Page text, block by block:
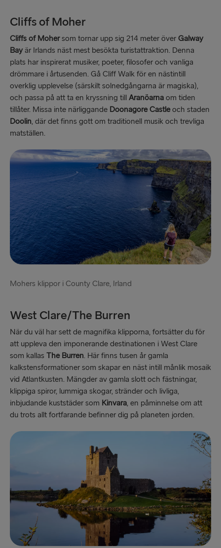
Cliffs of Moher
Cliffs of Mohersom tornar upp sig 214 meter över Galway
Bayär Irlands näst mest besökta turistattraktion. Denna
plats har inspirerat musiker, poeter, filosofer och vanliga
drömmare i årtusenden. Gå Cliff Walk för en nästintill
overklig upplevelse (särskilt solnedgångarna är magiska),
och passa på att ta en kryssning till Aranöarna om tiden
tillåter. Missa inte närliggande Doonagore Castleoch staden
Doolin, där det finns gott om traditionell musik och trevliga
matställen.
Mohers klippor i County Clare, Irland
West Clare/The Burren
När du väl har sett de magnifika klipporna, fortsätter du för
att uppleva den imponerande destinationen i West Clare
som kallas The Burren. Här finns tusen år gamla
kalkstensformationer som skapar en näst intill månlik mosaik
vid Atlantkusten. Mängder av gamla slott och fästningar,
klippiga spiror, lummiga skogar, stränder och livliga,
inbjudande kuststäder som Kinvara, en påminnelse om att
du trots allt fortfarande befinner dig på planeten jorden.